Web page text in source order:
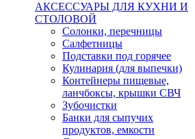
АКСЕССУАРЫ ДЛЯ КУХНИ И
СТОЛОВОЙ
Солонки, перечницы
Салфетницы
Подставки под горячее
Кулинария (для выпечки)
Контейнеры пищевые,
ланчбоксы, крышки СВЧ
Зубочистки
Банки для сыпучих
продуктов, емкости